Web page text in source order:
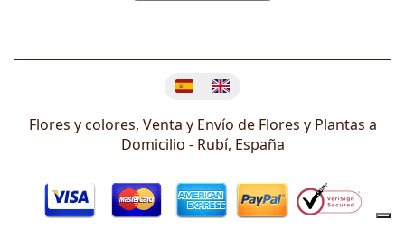
Flores y colores, Venta y Envío de Flores y Plantas a
Domicilio - Rubí, España